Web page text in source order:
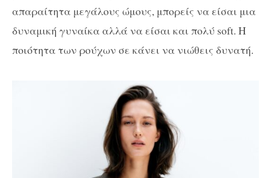
απαραίτητα μεγάλους ώμους, μπορείς να είσαι μια
δυναμική γυναίκα αλλά να είσαι και πολύ soft. Η
ποιότητα των ρούχων σε κάνει να νιώθεις δυνατή.